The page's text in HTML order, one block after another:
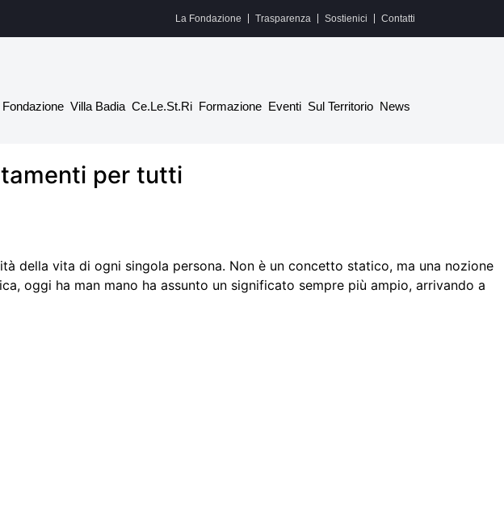
La Fondazione Trasparenza Sostienici Contatti
Fondazione Villa Badia Ce.Le.St.Ri Formazione Eventi Sul Territorio News
per tutti
della vita di ogni singola persona. Non è un concetto statico, ma una nozione
oggi ha man mano ha assunto un significato sempre più ampio, arrivando a